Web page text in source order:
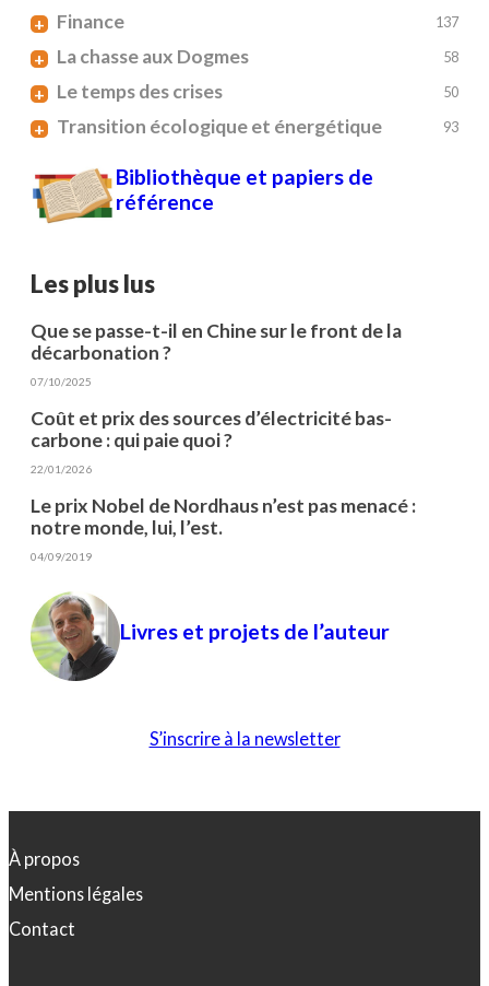
+ Finance 137
+ La chasse aux Dogmes 58
+ Le temps des crises 50
+ Transition écologique et énergétique 93
Bibliothèque et papiers de
référence
Les plus lus
Que se passe-t-il en Chine sur le front de la
décarbonation ?
07/10/2025
Coût et prix des sources d’électricité bas-
carbone : qui paie quoi ?
22/01/2026
Le prix Nobel de Nordhaus n’est pas menacé :
notre monde, lui, l’est.
04/09/2019
Livres et projets de l’auteur
S’inscrire à la newsletter
À propos
Mentions légales
Contact